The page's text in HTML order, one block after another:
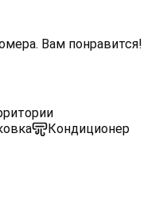
Вам понравится!
Кондиционер